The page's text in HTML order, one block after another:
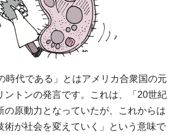
時代である」とはアメリカ合衆国の元
ントンの発言です。これは、「20世紀
の原動力となっていたが、これからは
術が社会を変えていく」という意味で